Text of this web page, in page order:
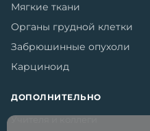
Мягкие ткани
Органы грудной клетки
Забрюшинные опухоли
Карциноид
ДОПОЛНИТЕЛЬНО
Учителя и коллеги